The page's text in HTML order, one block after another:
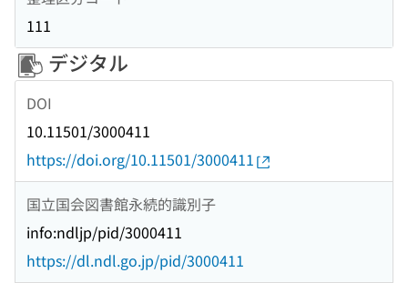
111
デジタル
DOI
10.11501/3000411
https://doi.org/10.11501/3000411
国立国会図書館永続的識別子
info:ndljp/pid/3000411
https://dl.ndl.go.jp/pid/3000411